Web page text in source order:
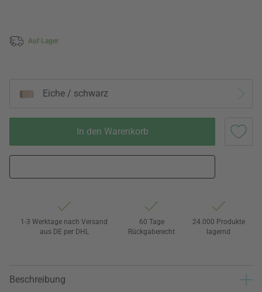
Auf Lager
Eiche / schwarz
In den Warenkorb
1-3 Werktage nach Versand
aus DE per DHL
60 Tage
Rückgaberecht
24.000 Produkte
lagernd
Beschreibung